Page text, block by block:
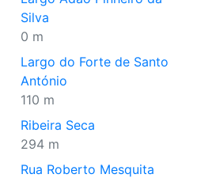
Silva
0 m
Largo do Forte de Santo
António
110 m
Ribeira Seca
294 m
Rua Roberto Mesquita